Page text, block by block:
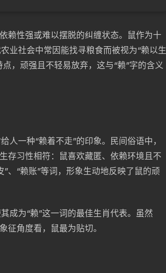
赖性强或难以摆脱的纠缠状态。鼠作为十
业社会中常因能找寻粮食而被视为“赖以生
，顽强且不轻易放弃，这与“赖”字的含义
人一种“赖着不走”的印象。民间俗语中，
存习性相符：鼠喜欢藏匿、依赖环境且不
、“赖账”等词，形象生动地反映了鼠的顽
成为“赖”这一词的最佳生肖代表。虽然
征角度看，鼠最为贴切。